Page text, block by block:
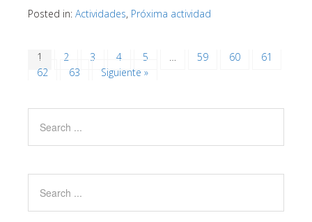
Posted in: Actividades, Próxima actividad
1 2 3 4 5 59 60
61
62
63 Siguiente »